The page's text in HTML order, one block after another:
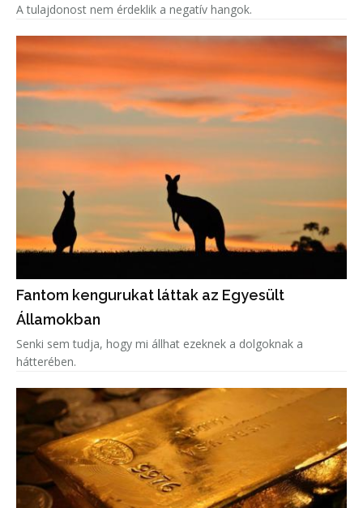
A tulajdonost nem érdeklik a negatív hangok.
Fantom kengurukat láttak az Egyesült
Államokban
Senki sem tudja, hogy mi állhat ezeknek a dolgoknak a
hátterében.